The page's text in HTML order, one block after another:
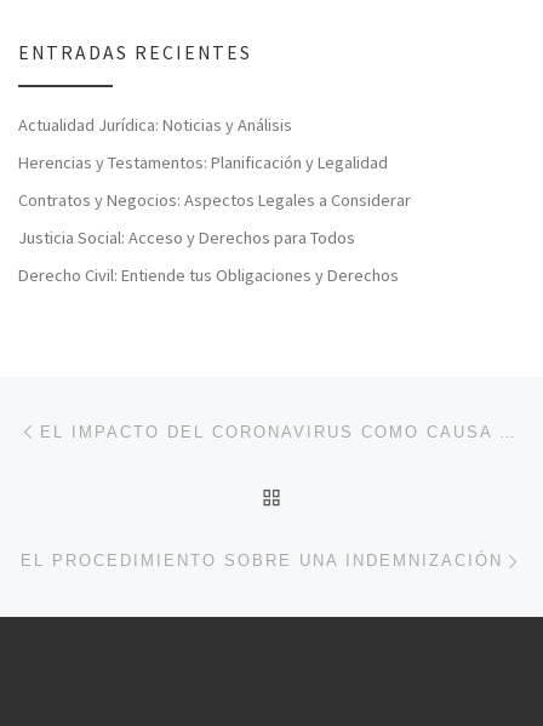
ENTRADAS RECIENTES
Actualidad Jurídica: Noticias y Análisis
Herencias y Testamentos: Planificación y Legalidad
Contratos y Negocios: Aspectos Legales a Considerar
Justicia Social: Acceso y Derechos para Todos
Derecho Civil: Entiende tus Obligaciones y Derechos
Navegación de entradas
EL PROCEDIMIENTO SOBRE UNA INDEMNIZACIÓN